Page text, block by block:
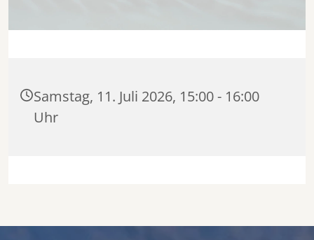
Samstag, 11. Juli 2026, 15:00 - 16:00
Uhr